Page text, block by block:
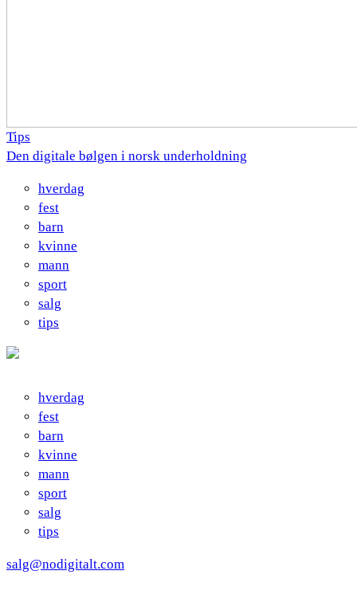
Tips
Den digitale bølgen i norsk underholdning
hverdag
fest
barn
kvinne
mann
sport
salg
tips
hverdag
fest
barn
kvinne
mann
sport
salg
tips
salg@nodigitalt.com